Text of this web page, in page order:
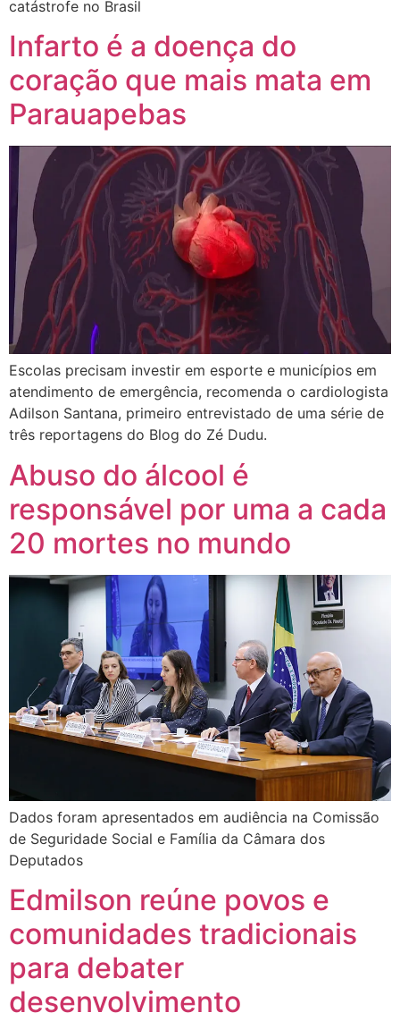
catástrofe no Brasil
Infarto é a doença do
coração que mais mata em
Parauapebas
Escolas precisam investir em esporte e municípios em
atendimento de emergência, recomenda o cardiologista
Adilson Santana, primeiro entrevistado de uma série de
três reportagens do Blog do Zé Dudu.
Abuso do álcool é
responsável por uma a cada
20 mortes no mundo
Dados foram apresentados em audiência na Comissão
de Seguridade Social e Família da Câmara dos
Deputados
Edmilson reúne povos e
comunidades tradicionais
para debater
desenvolvimento